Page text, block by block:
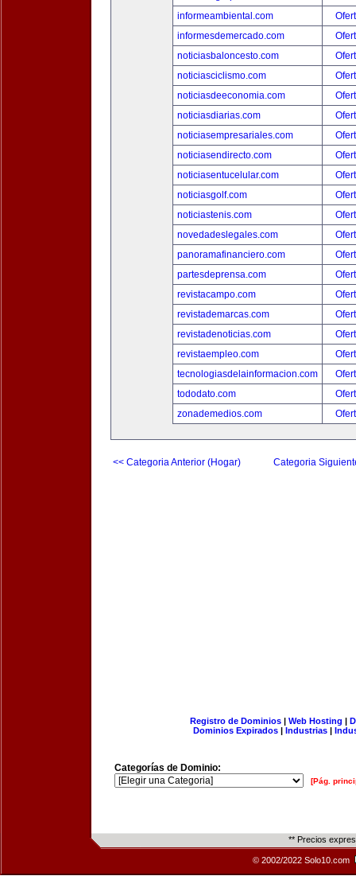
informeambiental.com
informesdemercado.com
noticiasbaloncesto.com
noticiasciclismo.com
noticiasdeeconomia.com
noticiasdiarias.com
noticiasempresariales.com
noticiasendirecto.com
noticiasentucelular.com
noticiasgolf.com
noticiastenis.com
novedadeslegales.com
panoramafinanciero.com
partesdeprensa.com
revistacampo.com
revistademarcas.com
revistadenoticias.com
revistaempleo.com
tecnologiasdelainformacion.com
tododato.com
zonademedios.com
<< Categoria Anterior (Hogar) Categoria
Registro de Dominios| Web Hosting |
Dominios Expirados | Industrias |
Categorías de Dominio:
[Pág.
** Precios
© 2002/2022 Solo10.com